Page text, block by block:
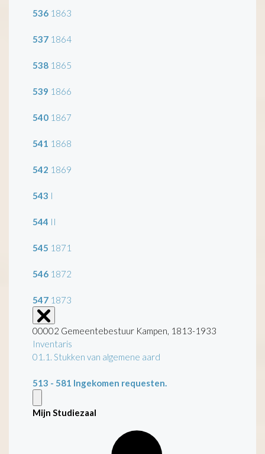
536 1863
537 1864
538 1865
539 1866
540 1867
541 1868
542 1869
543 I
544 II
545 1871
546 1872
547 1873
00002 Gemeentebestuur Kampen, 1813-1933
Inventaris
01.1. Stukken van algemene aard
513 - 581 Ingekomen requesten.
Mijn Studiezaal